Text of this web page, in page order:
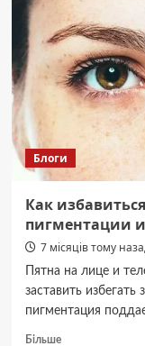
фейк
про
«постановність»
війни
в
Україні,
Блоги
Как
пигментации
7 місяців тому
Пятна на лице и
заставить
пигментация
БільшеДокладніше